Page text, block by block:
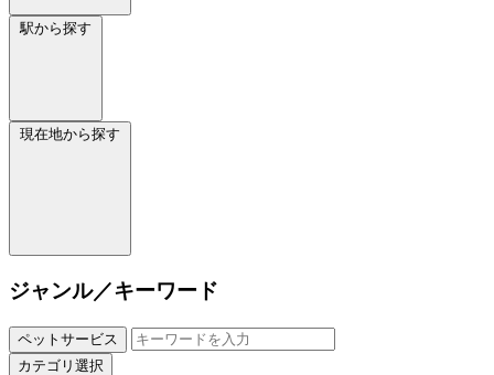
駅から探す
現在地から探す
ジャンル／キーワード
ペットサービス
カテゴリ選択